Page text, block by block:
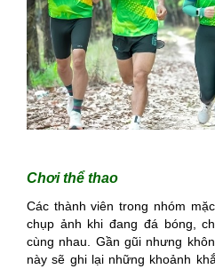
Chơi thể thao
Các thành viên trong nhóm
chụp ảnh khi đang đá bóng,
cùng nhau. Gần gũi nhưng
này sẽ ghi lại những khoảnh